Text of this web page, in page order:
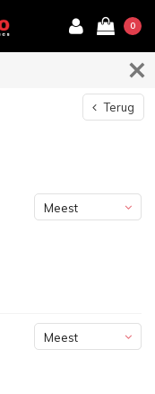
0
Terug
Meest
Meest